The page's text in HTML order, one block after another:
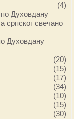
(4)
Духовдану
српског свечано
Духовдану
(20)
(15)
(17)
(34)
(10)
(15)
(30)